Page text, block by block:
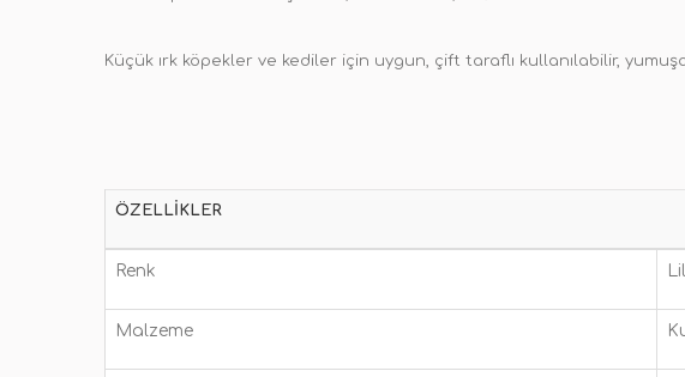
Küçük ırk köpekler ve kediler için uygun, çift taraflı kullanılabilir,
ÖZELLIKLER
Renk
Malzeme